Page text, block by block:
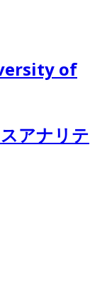
of
アナリテ